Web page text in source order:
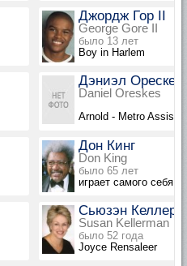
Джордж Гор II
George Gore II
было 13 лет
Boy in Harlem
Дэниэл Орескес
Daniel Oreskes
Arnold - Metro
Дон Кинг
Don King
было 65 лет
играет самого себя
Сьюзэн
Susan Kellerman
было 52 года
Joyce Rensaleer